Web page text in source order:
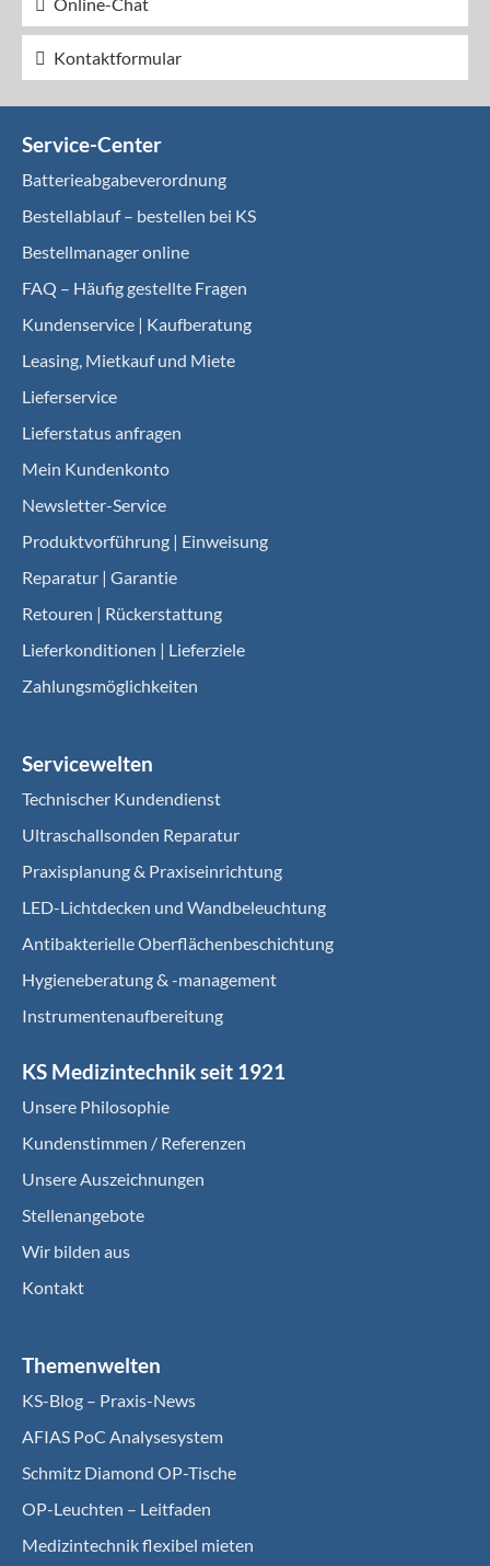
Kontaktformular
Service-Center
Batterieabgabeverordnung
Bestellablauf – bestellen bei KS
Bestellmanager online
FAQ – Häufig gestellte Fragen
Kundenservice | Kaufberatung
Leasing, Mietkauf und Miete
Lieferservice
Lieferstatus anfragen
Mein Kundenkonto
Newsletter-Service
Produktvorführung | Einweisung
Reparatur | Garantie
Retouren | Rückerstattung
Lieferkonditionen | Lieferziele
Zahlungsmöglichkeiten
Servicewelten
Technischer Kundendienst
Ultraschallsonden Reparatur
Praxisplanung & Praxiseinrichtung
LED-Lichtdecken und Wandbeleuchtung
Antibakterielle Oberflächenbeschichtung
Hygieneberatung & -management
Instrumentenaufbereitung
KS Medizintechnik seit 1921
Unsere Philosophie
Kundenstimmen / Referenzen
Unsere Auszeichnungen
Stellenangebote
Wir bilden aus
Kontakt
Themenwelten
KS-Blog – Praxis-News
AFIAS PoC Analysesystem
Schmitz Diamond OP-Tische
OP-Leuchten – Leitfaden
Medizintechnik flexibel mieten